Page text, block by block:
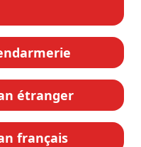
étranger
français